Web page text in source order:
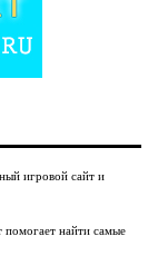
игровой сайт и
помогает найти самые